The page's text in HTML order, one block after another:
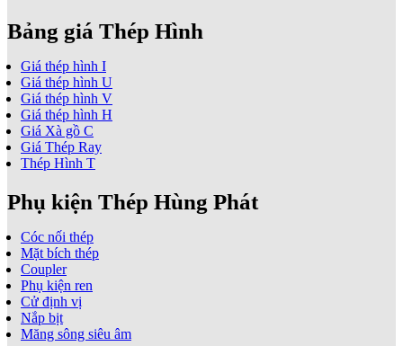
Bảng giá Thép Hình
Giá thép hình I
Giá thép hình U
Giá thép hình V
Giá thép hình H
Giá Xà gồ C
Giá Thép Ray
Thép Hình T
Phụ kiện Thép Hùng Phát
Cóc nối thép
Mặt bích thép
Coupler
Phụ kiện ren
Cử định vị
Nắp bịt
Măng sông siêu âm